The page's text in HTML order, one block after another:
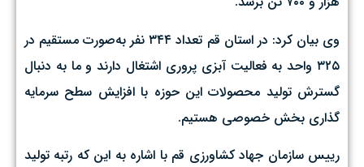
وی بیان کرد: در استان قم تعداد ۳۴۴ نفر به‌صورت مستقیم در
۳۲۵ واحد به فعالیت آبزی پروری اشتغال دارند و ما به دنبال
گسترش تولید محصولات این حوزه با افزایش سطح سرمایه
گذاری بخش خصوصی هستیم.
رییس سازمان جهاد کشاورزی قم با اشاره به این که رتبه تولید